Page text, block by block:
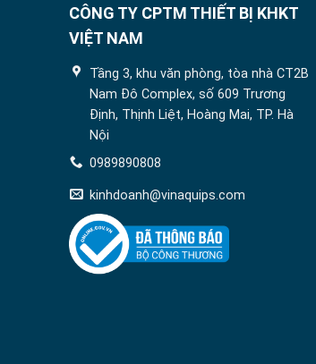
CÔNG TY CPTM THIẾT BỊ KHKT
VIỆT NAM
Tầng 3, khu văn phòng, tòa nhà CT2B
Nam Đô Complex, số 609 Trương
Định, Thịnh Liệt, Hoàng Mai, TP. Hà
Nội
0989890808
kinhdoanh@vinaquips.com